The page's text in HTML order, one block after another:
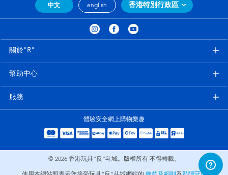
中文 english 香港特別行政區
關於"R"
幫助中心
服務
體驗安全網上購物樂趣
© 2026 香港玩具“反”斗城。版權所有 不得轉載。